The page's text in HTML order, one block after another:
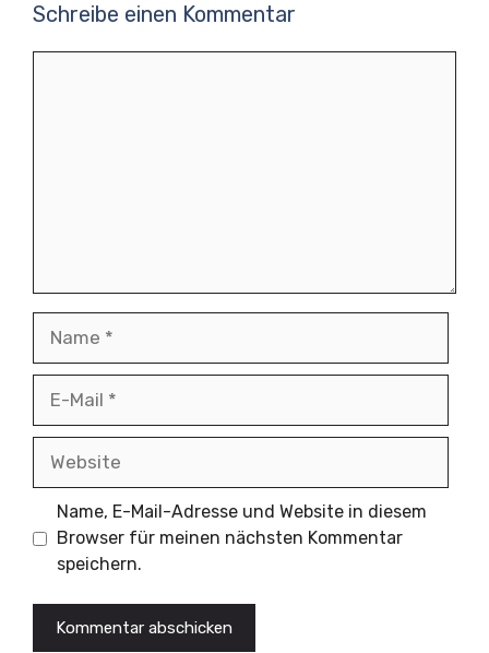
Schreibe einen Kommentar
Name, E-Mail-Adresse und Website in diesem
Browser für meinen nächsten Kommentar
speichern.